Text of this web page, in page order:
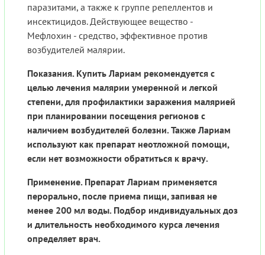
паразитами, а также к группе репеллентов и
инсектицидов. Действующее вещество -
Мефлохин - средство, эффективное против
возбудителей малярии.
Показания. Купить Лариам рекомендуется с
целью лечения малярии умеренной и легкой
степени, для профилактики заражения малярией
при планировании посещения регионов с
наличием возбудителей болезни. Также Лариам
используют как препарат неотложной помощи,
если нет возможности обратиться к врачу.
Применение. Препарат Лариам применяется
перорально, после приема пищи, запивая не
менее 200 мл воды. Подбор индивидуальных доз
и длительность необходимого курса лечения
определяет врач.